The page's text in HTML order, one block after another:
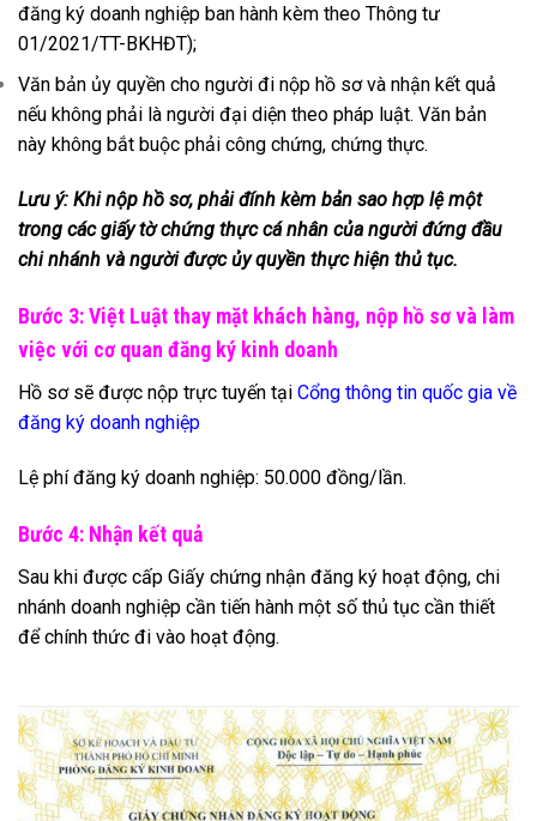
đăng ký doanh nghiệp ban hành kèm theo Thông tư
01/2021/TT-BKHĐT);
Văn bản ủy quyền cho người đi nộp hồ sơ và nhận kết quả
nếu không phải là người đại diện theo pháp luật. Văn bản
này không bắt buộc phải công chứng, chứng thực.
Lưu ý: Khi nộp hồ sơ, phải đính kèm bản sao hợp lệ một
trong các giấy tờ chứng thực cá nhân của người đứng đầu
chi nhánh và người được ủy quyền thực hiện thủ tục.
Bước 3: Việt Luật thay mặt khách hàng, nộp hồ sơ và làm
việc với cơ quan đăng ký kinh doanh
Hồ sơ sẽ được nộp trực tuyến tại Cổng thông tin quốc gia về
đăng ký doanh nghiệp
Lệ phí đăng ký doanh nghiệp: 50.000 đồng/lần.
Bước 4: Nhận kết quả
Sau khi được cấp Giấy chứng nhận đăng ký hoạt động, chi
nhánh doanh nghiệp cần tiến hành một số thủ tục cần thiết
để chính thức đi vào hoạt động.